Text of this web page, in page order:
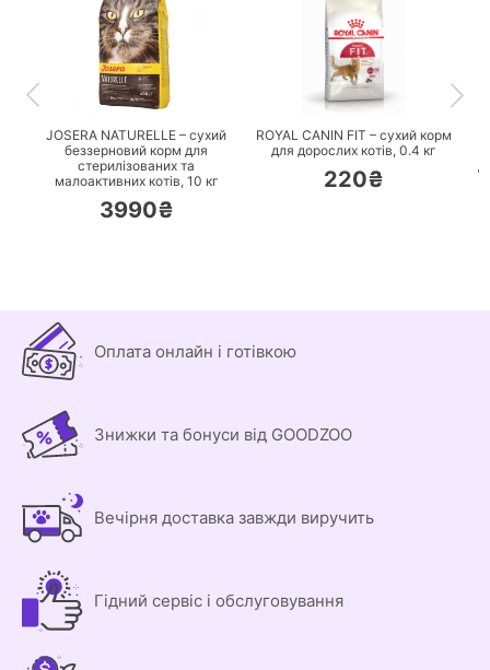
ПЕРЕЙТИ
JOSERA NATURELLE – сухий
беззерновий корм для
стерилізованих та
малоактивних котів, 10 кг
3990₴
ПЕРЕЙТИ
ROYAL CANIN FIT – сухий корм
для дорослих котів, 0.4 кг
220₴
Оплата онлайн і готівкою
Знижки та бонуси від GOODZOO
Вечірня доставка завжди виручить
Гідний сервіс і обслуговування